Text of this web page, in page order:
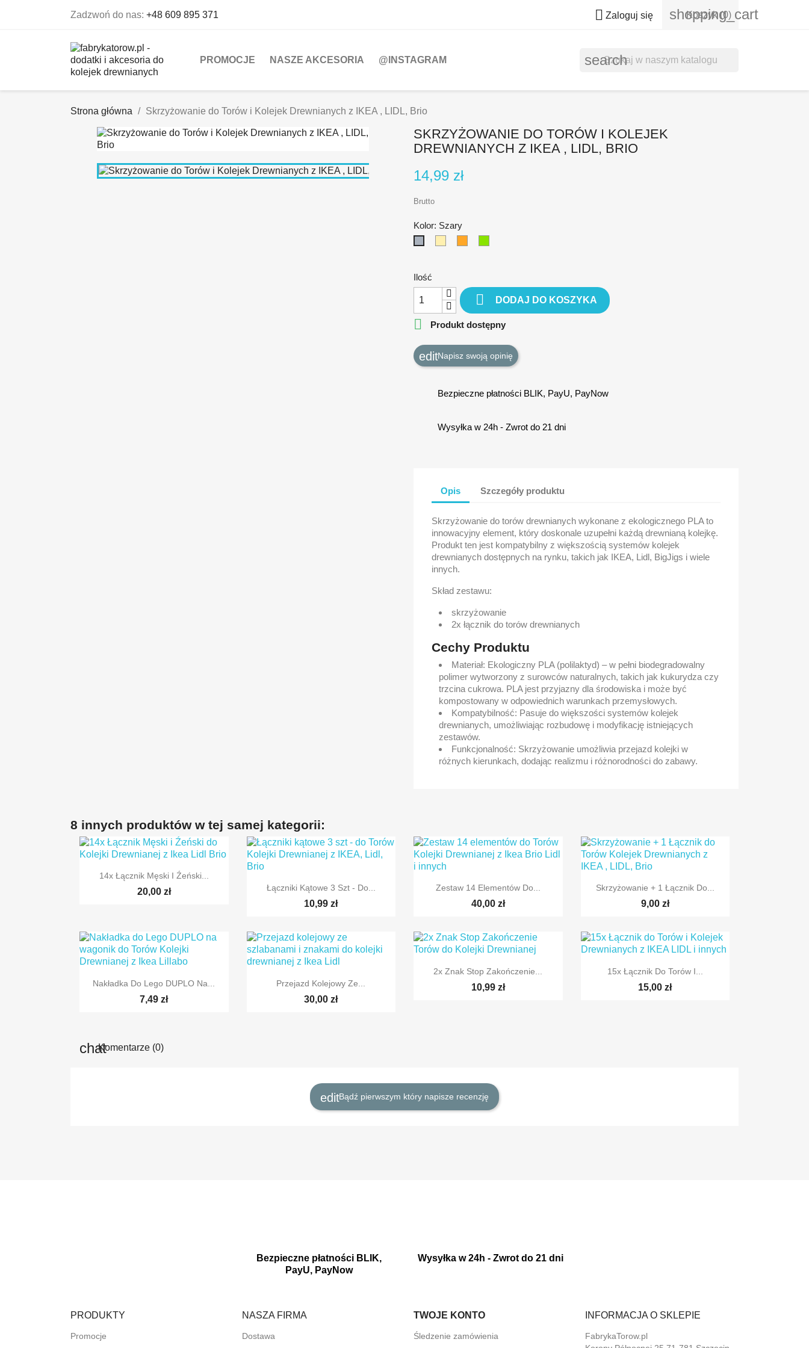
Zadzwoń do nas: +48 609 895 371  Zaloguj się shopping_cart
Koszyk (0)
PROMOCJE NASZE AKCESORIA @INSTAGRAM search
Strona główna Skrzyżowanie do Torów i Kolejek Drewnianych z IKEA , LIDL, Brio
SKRZYŻOWANIE DO TORÓW I KOLEJEK
DREWNIANYCH Z IKEA , LIDL, BRIO
14,99 zł
Brutto
Kolor: Szary
Ilość
 DODAJ DO KOSZYKA
 Produkt dostępny
Napisz swoją opinię
Bezpieczne płatności BLIK, PayU, PayNow
Wysyłka w 24h - Zwrot do 21 dni
Opis Szczegóły produktu
Skrzyżowanie do torów drewnianych wykonane z ekologicznego PLA to
innowacyjny element, który doskonale uzupełni każdą drewnianą kolejkę.
Produkt ten jest kompatybilny z większością systemów kolejek
drewnianych dostępnych na rynku, takich jak IKEA, Lidl, BigJigs i wiele
innych.
Skład zestawu:
skrzyżowanie
2x łącznik do torów drewnianych
Cechy Produktu
Materiał: Ekologiczny PLA (polilaktyd) – w pełni biodegradowalny
polimer wytworzony z surowców naturalnych, takich jak kukurydza czy
trzcina cukrowa. PLA jest przyjazny dla środowiska i może być
kompostowany w odpowiednich warunkach przemysłowych.
Kompatybilność: Pasuje do większości systemów kolejek
drewnianych, umożliwiając rozbudowę i modyfikację istniejących
zestawów.
Funkcjonalność: Skrzyżowanie umożliwia przejazd kolejki w
różnych kierunkach, dodając realizmu i różnorodności do zabawy.
8 innych produktów w tej samej kategorii:
 Szybki podgląd
14x Łącznik Męski I Źeński...
20,00 zł  Szybki podgląd
Łączniki Kątowe 3 Szt - Do...
10,99 zł
 Szybki podgląd
Zestaw 14 Elementów Do...
40,00 zł
 Szybki podgląd
Skrzyżowanie + 1 Łącznik Do...
9,00 zł
 Szybki podgląd
Nakładka Do Lego DUPLO Na...
7,49 zł
 Szybki podgląd
Przejazd Kolejowy Ze...
30,00 zł
 Szybki podgląd
2x Znak Stop Zakończenie...
10,99 zł
 Szybki podgląd
15x Łącznik Do Torów I...
15,00 zł
Komentarze (0)
Bądź pierwszym który napisze recenzję
Bezpieczne płatności BLIK,
PayU, PayNow
Wysyłka w 24h - Zwrot do 21 dni
PRODUKTY
Promocje
NASZA FIRMA
Dostawa
TWOJE KONTO
Śledzenie zamówienia
INFORMACJA O SKLEPIE
FabrykaTorow.pl